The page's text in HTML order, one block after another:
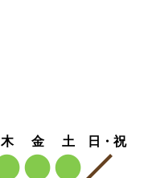
木 金 土
日・祝